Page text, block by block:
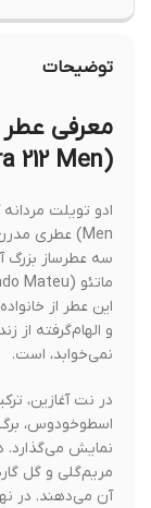
توضیحات
و الهام‌گرفته از
نمی‌خوابد، است.
در نت آغازین،
اسطوخودوس، برگ سبز
نمایش می‌گذارد. در
مریم‌گلی و گل
آن می‌دهند. در